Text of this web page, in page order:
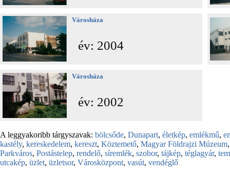
Városháza
év: 2004
Városháza
év: 2002
A leggyakoribb tárgyszavak: bölcsőde, Dunapart, életkép, emlékmű,
kastély, kereskedelem, kereszt, Köztemető, Magyar Földrajzi Múzeum
Parkváros, Postástelep, rendelő, síremlék, szobor, tájkép, téglagyár,
utcakép, üzlet, üzletsor, Városközpont, vasút, vendéglő